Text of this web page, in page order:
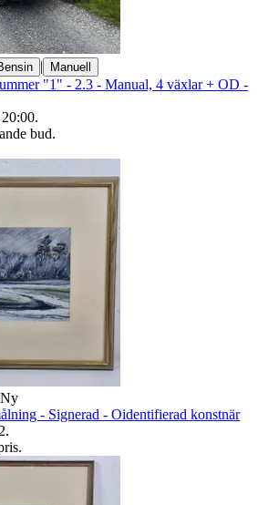
| Manuell
"1" - 2.3 - Manual, 4 växlar + OD -
.
bud.
Ny
- Signerad - Oidentifierad konstnär
.
.